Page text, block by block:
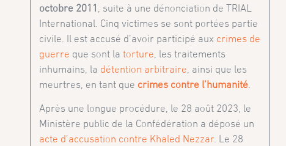
octobre 2011 , suite à une dénonciation de TRIAL
International. Cinq victimes se sont portées partie
civile. Il est accusé d’avoir participé aux crimes de
guerre que sont la torture, les traitements
inhumains, la détention arbitraire, ainsi que les
meurtres, en tant que crimes contre l’humanité.
Après une longue procédure, le 28 août 2023, le
Ministère public de la Confédération a déposé un
acte d’accusation contre Khaled Nezzar. Le 28